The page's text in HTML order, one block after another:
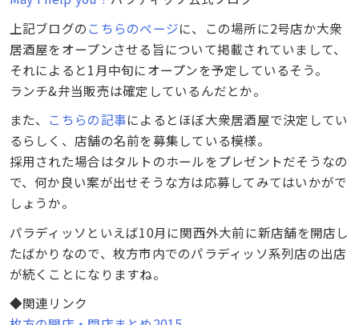
上記ブログの こちらのページに、この場所に2号店か大衆
居酒屋をオープンさせる旨について掲載されていまして、
それによると1月中旬にオープンを予定しているそう。
ランチ&弁当販売は確定しているんだとか。
また、
こちらの記事によるとほぼ大衆居酒屋で決定してい
るらしく、店舗の名前を募集している模様。
採用された場合はタルトのホールをプレゼントだそうなの
で、何か良い案が出せそうな方は応募してみてはいかがで
しょうか。
パラディッソといえば10月に関西外大前に新店舗を開店し
たばかりなので、枚方市内でのパラディッソ系列店の出店
が続くことになりますね。
◆関連リンク